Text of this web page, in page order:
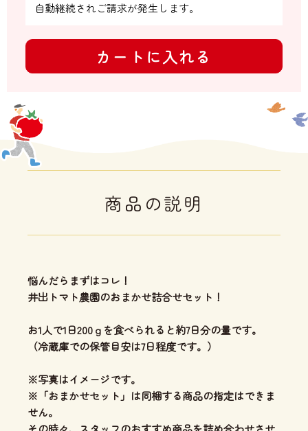
自動継続されご請求が発生します。
カートに入れる
商品の説明
悩んだらまずはコレ！
井出トマト農園のおまかせ詰合せセット！
お1人で1日200ｇを食べられると約7日分の量です。
（冷蔵庫での保管目安は7日程度です。）
※写真はイメージです。
※「おまかせセット」は同梱する商品の指定はできま
せん。